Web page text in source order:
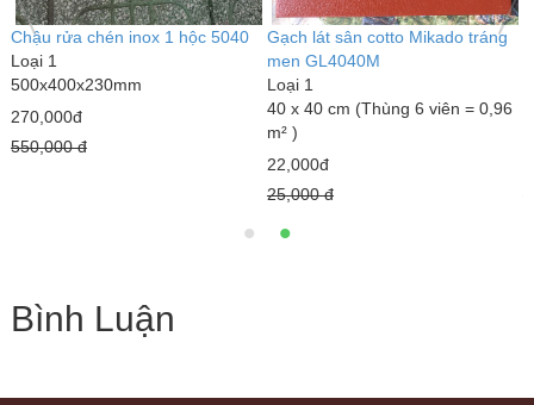
Gạch 60x60 đá bóng kính TK-
SDX6142
Loại 1
60 x 60 cm (Thùng 4 viên =
Gạch lát 30x30 CP-HA303
Loại 1
30 x 30 cm (Thùng 11 viên =
0,99m²)
185,000đ
220,000 đ
Bình Luận